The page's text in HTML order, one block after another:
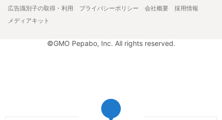
広告識別子の取得・利用
プライバシーポリシー 会社概要
採用情報
メディアキット
©GMO Pepabo, Inc. All rights reserved.